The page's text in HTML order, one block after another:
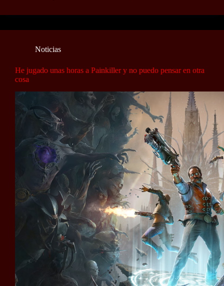
Noticias
He jugado unas horas a Painkiller y no puedo pensar en otra
cosa